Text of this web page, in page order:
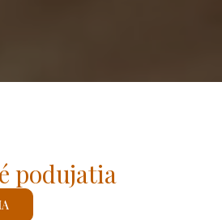
podujatia